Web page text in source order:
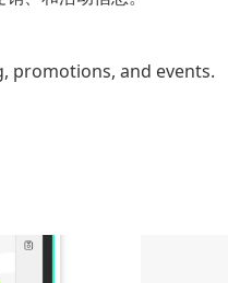
promotions, and events.